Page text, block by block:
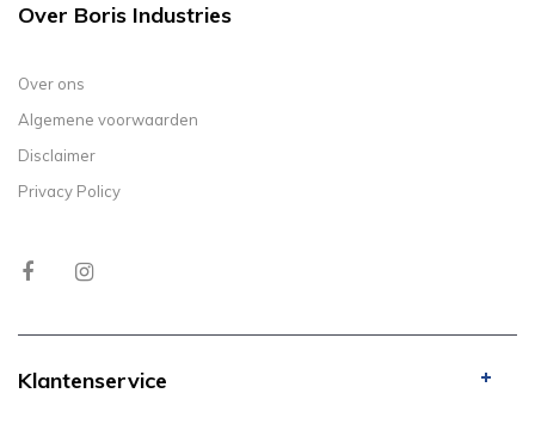
Over Boris Industries
Over ons
Algemene voorwaarden
Disclaimer
Privacy Policy
Klantenservice